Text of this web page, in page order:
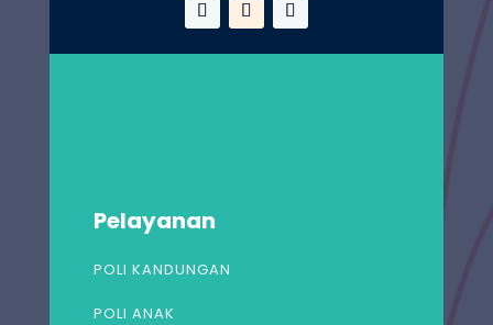
Pelayanan
POLI KANDUNGAN
POLI ANAK